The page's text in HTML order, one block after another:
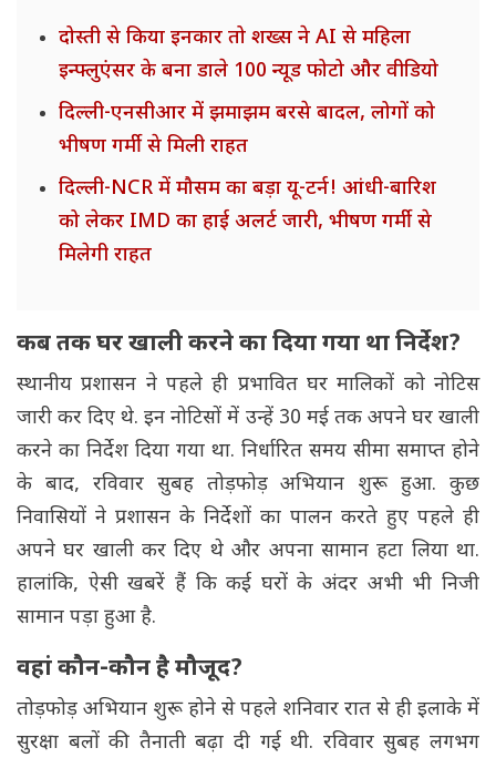
दोस्ती से किया इनकार तो शख्स ने AI से महिला
इन्फ्लुएंसर के बना डाले 100 न्यूड फोटो और वीडियो
दिल्ली-एनसीआर में झमाझम बरसे बादल, लोगों को
भीषण गर्मी से मिली राहत
दिल्ली-NCR में मौसम का बड़ा यू-टर्न! आंधी-बारिश
को लेकर IMD का हाई अलर्ट जारी, भीषण गर्मी से
मिलेगी राहत
कब तक घर खाली करने का दिया गया था निर्देश?
स्थानीय प्रशासन ने पहले ही प्रभावित घर मालिकों को नोटिस
जारी कर दिए थे. इन नोटिसों में उन्हें 30 मई तक अपने घर खाली
करने का निर्देश दिया गया था. निर्धारित समय सीमा समाप्त होने
के बाद, रविवार सुबह तोड़फोड़ अभियान शुरू हुआ. कुछ
निवासियों ने प्रशासन के निर्देशों का पालन करते हुए पहले ही
अपने घर खाली कर दिए थे और अपना सामान हटा लिया था.
हालांकि, ऐसी खबरें हैं कि कई घरों के अंदर अभी भी निजी
सामान पड़ा हुआ है.
वहां कौन-कौन है मौजूद?
तोड़फोड़ अभियान शुरू होने से पहले शनिवार रात से ही इलाके में
सुरक्षा बलों की तैनाती बढ़ा दी गई थी. रविवार सुबह लगभग